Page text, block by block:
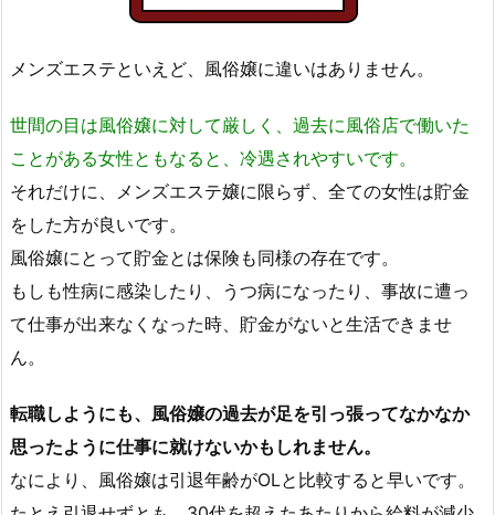
メンズエステといえど、風俗嬢に違いはありません。
世間の目は風俗嬢に対して厳しく、過去に風俗店で働いた
ことがある女性ともなると、冷遇されやすいです。
それだけに、メンズエステ嬢に限らず、全ての女性は貯金
をした方が良いです。
風俗嬢にとって貯金とは保険も同様の存在です。
もしも性病に感染したり、うつ病になったり、事故に遭っ
て仕事が出来なくなった時、貯金がないと生活できませ
ん。
転職しようにも、風俗嬢の過去が足を引っ張ってなかなか
思ったように仕事に就けないかもしれません。
なにより、風俗嬢は引退年齢がOLと比較すると早いです。